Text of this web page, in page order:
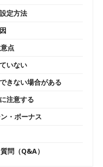
定方法
点
いない
きない場合がある
注意する
・ボーナス
問（Q&A）